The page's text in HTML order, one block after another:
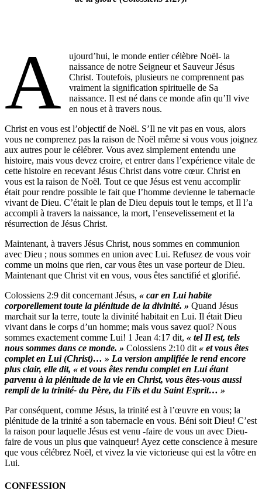
A
ujourd’hui, le monde entier célèbre Noël- la
naissance de notre Seigneur et Sauveur Jésus
Christ. Toutefois, plusieurs ne comprennent pas
vraiment la signification spirituelle de Sa
naissance. Il est né dans ce monde afin qu’Il vive
en nous et à travers nous.
Christ en vous est l’objectif de Noël. S’Il ne vit pas en vous, alors
vous ne comprenez pas la raison de Noël même si vous vous joignez
aux autres pour le célébrer. Vous avez simplement entendu une
histoire, mais vous devez croire, et entrer dans l’expérience vitale de
cette histoire en recevant Jésus Christ dans votre cœur. Christ en
vous est la raison de Noël. Tout ce que Jésus est venu accomplir
était pour rendre possible le fait que l’homme devienne le tabernacle
vivant de Dieu. C’était le plan de Dieu depuis tout le temps, et Il l’a
accompli à travers la naissance, la mort, l’ensevelissement et la
résurrection de Jésus Christ.
Maintenant, à travers Jésus Christ, nous sommes en communion
avec Dieu ; nous sommes en union avec Lui. Refusez de vous voir
comme un moins que rien, car vous êtes un vase porteur de Dieu.
Maintenant que Christ vit en vous, vous êtes sanctifié et glorifié.
Colossiens 2:9 dit concernant Jésus, « car en Lui habite
corporellement toute la plénitude de la divinité. » Quand Jésus
marchait sur la terre, toute la divinité habitait en Lui. Il était Dieu
vivant dans le corps d’un homme; mais vous savez quoi? Nous
sommes exactement comme Lui! 1 Jean 4:17 dit, « tel Il est, tels
nous sommes dans ce monde. » Colossiens 2:10 dit « et vous êtes
complet en Lui (Christ)… » La version amplifiée le rend encore
plus clair, elle dit, « et vous êtes rendu complet en Lui étant
parvenu à la plénitude de la vie en Christ, vous êtes-vous aussi
rempli de la trinité- du Père, du Fils et du Saint Esprit… »
Par conséquent, comme Jésus, la trinité est à l’œuvre en vous; la
plénitude de la trinité a son tabernacle en vous. Béni soit Dieu! C’est
la raison pour laquelle Jésus est venu -faire de vous un avec Dieu-
faire de vous un plus que vainqueur! Ayez cette conscience à mesure
que vous célébrez Noël, et vivez la vie victorieuse qui est la vôtre en
Lui.
CONFESSION